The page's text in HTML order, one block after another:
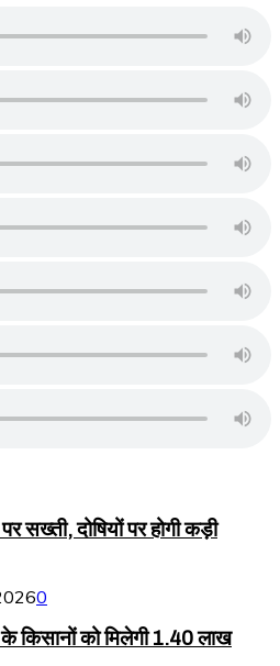
सख्ती, दोषियों पर होगी कड़ी
0
के किसानों को मिलेगी 1.40 लाख